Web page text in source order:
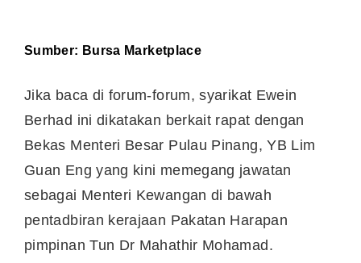
Sumber: Bursa Marketplace
Jika baca di forum-forum, syarikat Ewein
Berhad ini dikatakan berkait rapat dengan
Bekas Menteri Besar Pulau Pinang, YB Lim
Guan Eng yang kini memegang jawatan
sebagai Menteri Kewangan di bawah
pentadbiran kerajaan Pakatan Harapan
pimpinan Tun Dr Mahathir Mohamad.